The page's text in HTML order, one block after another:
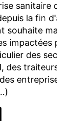
sanitaire
la fin
souhaite
impactées
des
des